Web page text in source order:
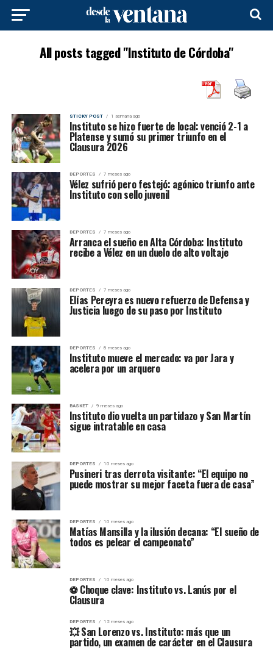
All posts tagged "Instituto de Córdoba"
STICKY POST 1 semana ago
Instituto se hizo fuerte de local: venció 2-1 a
Platense y sumó su primer triunfo en el
Clausura 2026
DEPORTES 7 meses ago
Vélez sufrió pero festejó: agónico triunfo ante
Instituto con sello juvenil
DEPORTES 7 meses ago
Arranca el sueño en Alta Córdoba: Instituto
recibe a Vélez en un duelo de alto voltaje
DEPORTES 7 meses ago
Elías Pereyra es nuevo refuerzo de Defensa y
Justicia luego de su paso por Instituto
DEPORTES 8 meses ago
Instituto mueve el mercado: va por Jara y
acelera por un arquero
BASKET 9 meses ago
Instituto dio vuelta un partidazo y San Martín
sigue intratable en casa
DEPORTES 10 meses ago
Pusineri tras derrota visitante: “El equipo no
puede mostrar su mejor faceta fuera de casa”
DEPORTES 10 meses ago
Matías Mansilla y la ilusión decana: “El sueño de
todos es pelear el campeonato”
DEPORTES 10 meses ago
⚽ Choque clave: Instituto vs. Lanús por el
Clausura
DEPORTES 12 meses ago
💥 San Lorenzo vs. Instituto: más que un
partido, un examen de carácter en el Clausura